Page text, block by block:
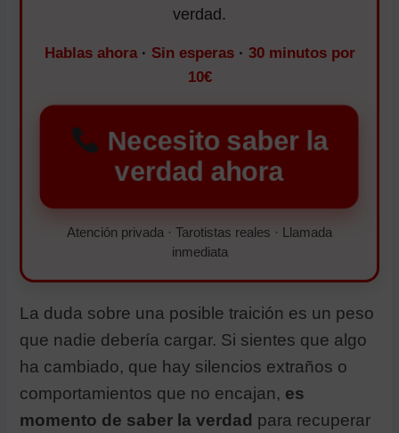
verdad.
Hablas ahora· Sin esperas· 30 minutos por
10€
Necesito saber la
verdad ahora
Atención privada · Tarotistas reales · Llamada
inmediata
La duda sobre una posible traición es un peso
que nadie debería cargar. Si sientes que algo
ha cambiado, que hay silencios extraños o
comportamientos que no encajan, es
momento de saber la verdad para recuperar